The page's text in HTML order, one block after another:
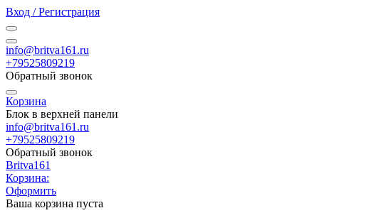
Вход / Регистрация
info@britva161.ru
+79525809219
Обратный звонок
Корзина
Блок в верхней панели
info@britva161.ru
+79525809219
Обратный звонок
Britva161
Корзина:
Оформить
Ваша корзина пуста